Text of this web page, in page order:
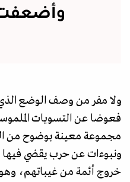
ولا مفر من وصف الوضع الذي
فعوضا عن التسويات
مجموعة معينة بوضوح من
ونبوءات عن حرب يقضي فيها
خروج أئمة من غيباتهم،